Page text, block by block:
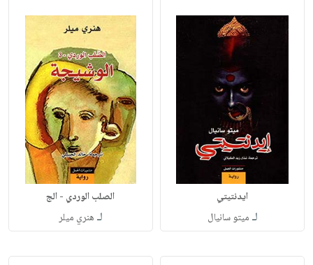
ايدنتيتي
لـ ميتو سانيال
الصلب الوردي - الج
لـ هنري ميلر